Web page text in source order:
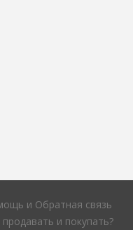
и Обратная связь
продавать и покупать?